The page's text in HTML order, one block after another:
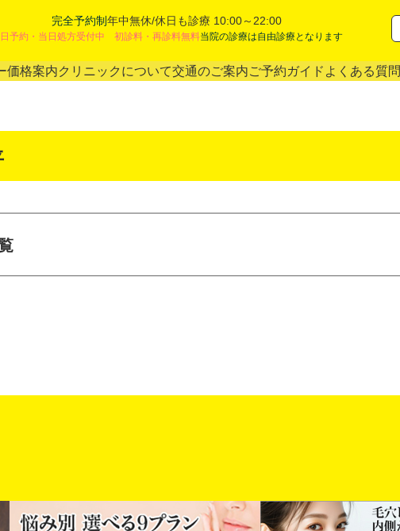
完全予約制年中無休/休日も診療 10:00～22:00
予約・当日処方受付中 初診料・再診料無料当院の診療は自由診療となります
価格案内クリニックについて交通のご案内ご予約ガイド よくある質問